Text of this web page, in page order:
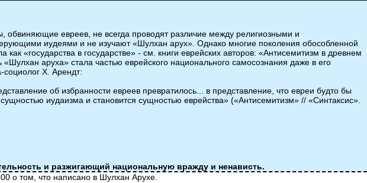
обвиняющие евреев, не всегда проводят различие между религиозными и
иудеями и не изучают «Шулхан арух». Однако многие поколения обособленной
«государства в государстве» - см. книги еврейских авторов: «Антисемитизм в древнем
аруха» стала частью еврейского национального самосознания даже в его
социолог Х. Арендт:
об избранности евреев превратилось... в представление, что евреи будто бы
иудаизма и становится сущностью еврейства» («Антисемитизм» // «Синтаксис».
и разжигающий национальную вражду и ненависть.
о том, что написано в Шулхан Арухе.